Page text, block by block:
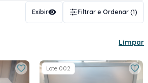
Exibir Filtrar e Ordenar (1)
Limpar
Lote 002